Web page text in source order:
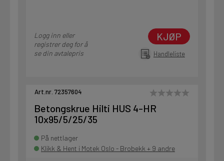
Logg inn eller
registrer deg for å
se din avtalepris
KJØP
Handleliste
Art.nr. 72357604
Betongskrue Hilti HUS 4-HR
10x95/5/25/35
På nettlager
Klikk & Hent i Motek Oslo - Brobekk + 9 andre